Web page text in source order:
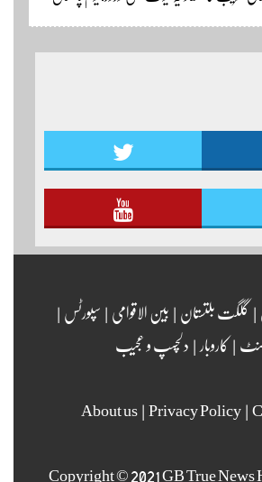
بہاراں کی مناسبت سے ٹائیگر اسپورٹس کلب
اہتمام منعقدہ کیا جا رہا ہے۔ سجاد حسین نمائندہ شگر
اپڈیٹس دیکھنے کے لئے ہمارے یوٹیوب چینل لنک
|گلگت بلتستان|بین الاقوامی|سپورٹس|
|کاروبار|دلچسپ و عجیب
About us|Privacy Policy|